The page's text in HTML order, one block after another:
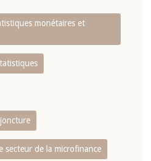
monétaires et
secteur de la microfinance